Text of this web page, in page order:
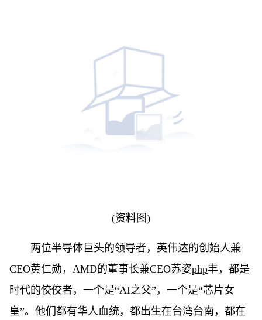
(资料图)
两位半导体巨头的领导者，英伟达的创始人兼
CEO黄仁勋，AMD的董事长兼CEO苏姿php丰，都是
时代的佼佼者，一个是“AI之父”，一个是“芯片女
皇”。他们都有华人血统，都出生在台湾台南，都在